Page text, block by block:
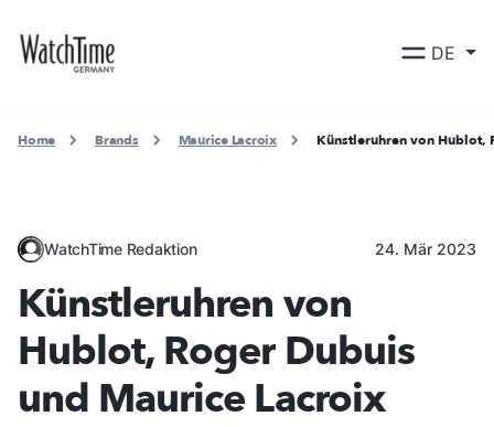
DE
Home Brands Maurice Lacroix Künstleruhren von Hublot,
WatchTime Redaktion 24. Mär 2023
Künstleruhren von
Hublot, Roger Dubuis
und Maurice Lacroix